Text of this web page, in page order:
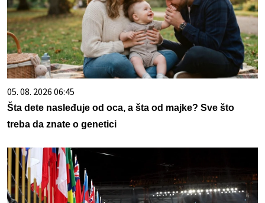
05. 08. 2026 06:45
Šta dete nasleđuje od oca, a šta od majke? Sve što
treba da znate o genetici